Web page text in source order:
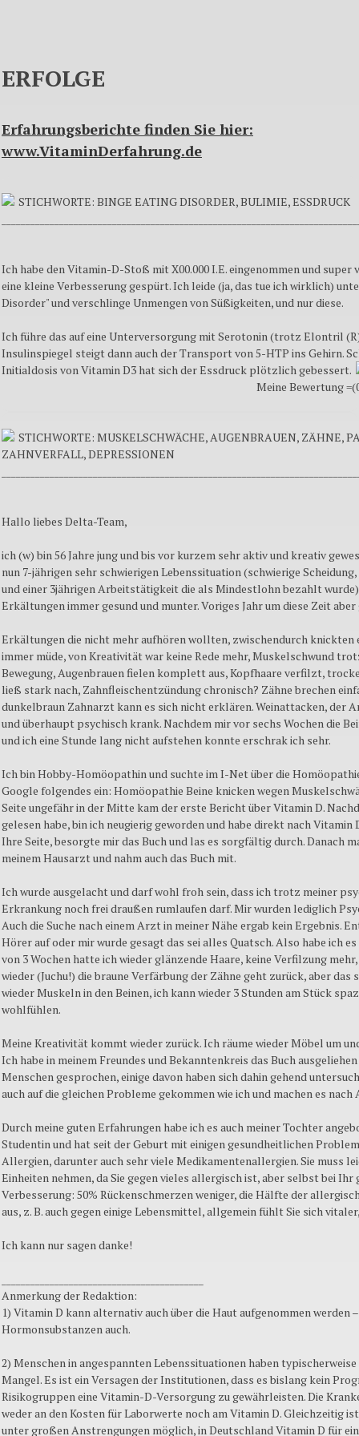
ERFOLGE
Erfahrungsberichte finden Sie hier:
www.VitaminDerfahrung.de
STICHWORTE: BINGE EATING DISORDER, BULIMIE, ESSDRUCK
Ich habe den Vitamin-D-Stoß mit X00.000 I.E. eingenommen und
eine kleine Verbesserung gespürt. Ich leide (ja, das tue ich wirklich)
Disorder" und verschlinge Unmengen von Süßigkeiten, und nur diese.
Ich führe das auf eine Unterversorgung mit Serotonin (trotz Elontril
Insulinspiegel steigt dann auch der Transport von 5-HTP ins Gehirn.
Initialdosis von Vitamin D3 hat sich der Essdruck plötzlich gebessert.
Meine Bewertung
STICHWORTE: MUSKELSCHWÄCHE, AUGENBRAUEN, ZÄHNE,
ZAHNVERFALL, DEPRESSIONEN
Hallo liebes Delta-Team,
ich (w) bin 56 Jahre jung und bis vor kurzem sehr aktiv und kreativ
nun 7-jährigen sehr schwierigen Lebenssituation (schwierige
und einer 3jährigen Arbeitstätigkeit die als Mindestlohn bezahlt
Erkältungen immer gesund und munter. Voriges Jahr um diese Zeit
Erkältungen die nicht mehr aufhören wollten, zwischendurch knickten
immer müde, von Kreativität war keine Rede mehr, Muskelschwund
Bewegung, Augenbrauen fielen komplett aus, Kopfhaare verfilzt,
ließ stark nach, Zahnfleischentzündung chronisch? Zähne brechen
dunkelbraun Zahnarzt kann es sich nicht erklären. Weinattacken, der
und überhaupt psychisch krank. Nachdem mir vor sechs Wochen die
und ich eine Stunde lang nicht aufstehen konnte erschrak ich sehr.
Ich bin Hobby-Homöopathin und suchte im I-Net über die
Google folgendes ein: Homöopathie Beine knicken wegen
Seite ungefähr in der Mitte kam der erste Bericht über Vitamin D.
gelesen habe, bin ich neugierig geworden und habe direkt nach Vitamin
Ihre Seite, besorgte mir das Buch und las es sorgfältig durch. Danach
meinem Hausarzt und nahm auch das Buch mit.
Ich wurde ausgelacht und darf wohl froh sein, dass ich trotz meiner
Erkrankung noch frei draußen rumlaufen darf. Mir wurden lediglich
Auch die Suche nach einem Arzt in meiner Nähe ergab kein Ergebnis.
Hörer auf oder mir wurde gesagt das sei alles Quatsch. Also habe ich
von 3 Wochen hatte ich wieder glänzende Haare, keine Verfilzung
wieder (Juchu!) die braune Verfärbung der Zähne geht zurück, aber das
wieder Muskeln in den Beinen, ich kann wieder 3 Stunden am Stück
wohlfühlen.
Meine Kreativität kommt wieder zurück. Ich räume wieder Möbel um
Ich habe in meinem Freundes und Bekanntenkreis das Buch
Menschen gesprochen, einige davon haben sich dahin gehend
auch auf die gleichen Probleme gekommen wie ich und machen es nach
Durch meine guten Erfahrungen habe ich es auch meiner Tochter
Studentin und hat seit der Geburt mit einigen gesundheitlichen
Allergien, darunter auch sehr viele Medikamentenallergien. Sie muss
Einheiten nehmen, da Sie gegen vieles allergisch ist, aber selbst bei Ihr
Verbesserung: 50% Rückenschmerzen weniger, die Hälfte der
aus, z. B. auch gegen einige Lebensmittel, allgemein fühlt Sie sich
Ich kann nur sagen danke!
Anmerkung der Redaktion:
1) Vitamin D kann alternativ auch über die Haut aufgenommen werden
Hormonsubstanzen auch.
2) Menschen in angespannten Lebenssituationen haben
Mangel. Es ist ein Versagen der Institutionen, dass es bislang kein
Risikogruppen eine Vitamin-D-Versorgung zu gewährleisten. Die
weder an den Kosten für Laborwerte noch am Vitamin D. Gleichzeitig
unter großen Anstrengungen möglich, in Deutschland Vitamin D für